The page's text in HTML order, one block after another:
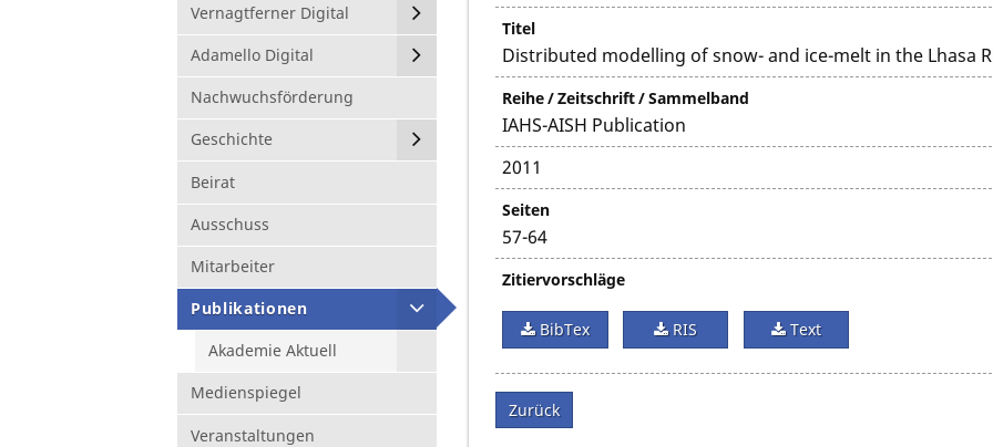
Vernagtferner Digital
Adamello Digital
Nachwuchsförderung
Geschichte
Beirat
Ausschuss
Mitarbeiter
Publikationen
Akademie Aktuell
Medienspiegel
Veranstaltungen
Titel
Distributed modelling of snow- and ice-melt in the Lhasa
Reihe / Zeitschrift / Sammelband
IAHS-AISH Publication
2011
Seiten
57-64
Zitiervorschläge
BibTex RIS Text
Zurück